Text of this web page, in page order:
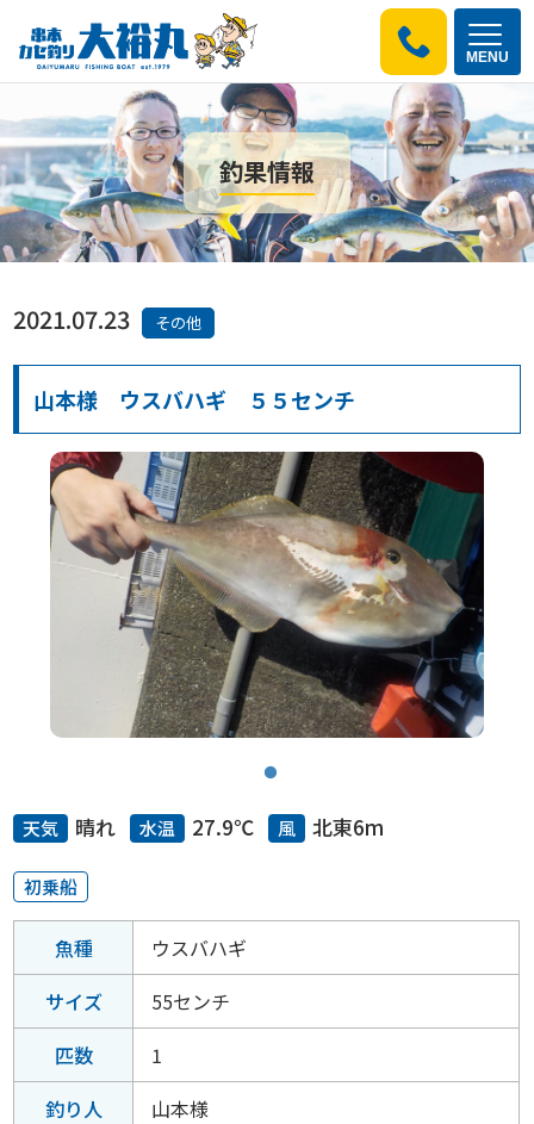
MENU
釣果情報
2021.07.23 その他
山本様 ウスバハギ ５５センチ
天気 晴れ 水温 27.9℃ 風 北東6m
初乗船
魚種
ウスバハギ
サイズ
55センチ
匹数
1
釣り人
山本様